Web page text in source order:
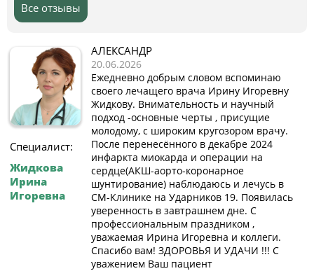
Все отзывы
Специалист:
Жидкова
Ирина
Игоревна
АЛЕКСАНДР
20.06.2026
Ежедневно добрым словом вспоминаю
своего лечащего врача Ирину Игоревну
Жидкову. Внимательность и научный
подход -основные черты , присущие
молодому, с широким кругозором врачу.
После перенесённого в декабре 2024
инфаркта миокарда и операции на
сердце(АКШ-аорто-коронарное
шунтирование) наблюдаюсь и лечусь в
СМ-Клинике на Ударников 19. Появилась
уверенность в завтрашнем дне. С
профессиональным праздником ,
уважаемая Ирина Игоревна и коллеги.
Спасибо вам! ЗДОРОВЬЯ И УДАЧИ !!! С
уважением Ваш пациент